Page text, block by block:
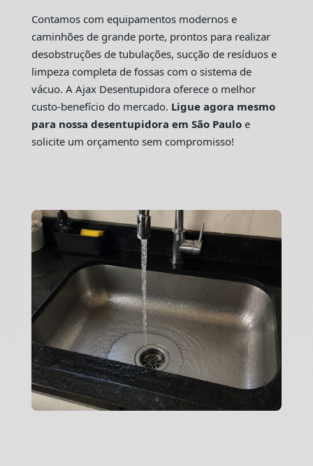
Contamos com equipamentos modernos e
caminhões de grande porte, prontos para realizar
desobstruções de tubulações, sucção de resíduos e
limpeza completa de fossas com o sistema de
vácuo. A Ajax Desentupidora oferece o melhor
custo-benefício do mercado. Ligue agora mesmo
para nossa desentupidora em São Pauloe
solicite um orçamento sem compromisso!